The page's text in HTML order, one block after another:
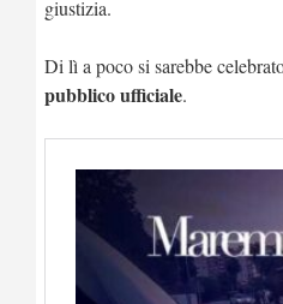
giustizia.
Di lì a poco si sarebbe
pubblico ufficiale.